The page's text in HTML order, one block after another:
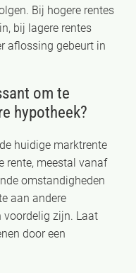
Bij hogere rentes
bij lagere rentes
aflossing gebeurt in
om te
hypotheek?
huidige marktrente
rente, meestal vanaf
omstandigheden
aan andere
voordelig zijn. Laat
door een